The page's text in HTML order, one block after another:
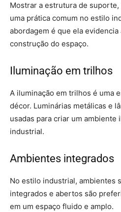
Mostrar a estrutura de
uma prática comum no estilo
abordagem é que ela evidencia
construção do espaço.
Iluminação em trilhos
A iluminação em trilhos é uma
décor. Luminárias metálicas e
usadas para criar um ambiente
industrial.
Ambientes integrados
No estilo industrial, ambientes
integrados e abertos são
em um espaço fluido e amplo.